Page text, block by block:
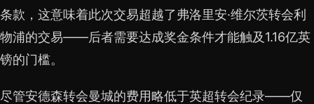
条款，这意味着此次交易超越了弗洛里安·维尔茨转会利
物浦的交易——后者需要达成奖金条件才能触及1.16亿英
镑的门槛。
尽管安德森转会曼城的费用略低于英超转会纪录——仅